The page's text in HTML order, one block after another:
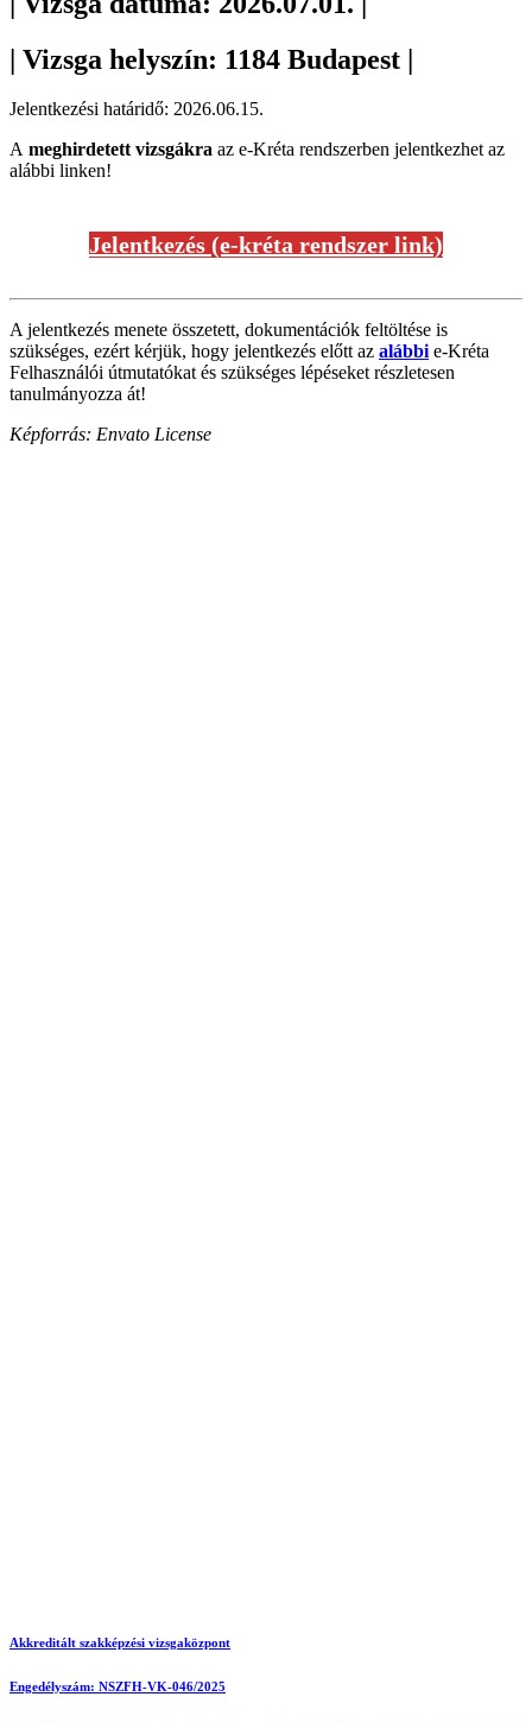
| Vizsga helyszín: 1184 Budapest |
Jelentkezési határidő: 2026.06.15.
A meghirdetett vizsgákra az e-Kréta rendszerben jelentkezhet az
alábbi linken!
Jelentkezés (e-kréta rendszer link)
A jelentkezés menete összetett, dokumentációk feltöltése is
szükséges, ezért kérjük, hogy jelentkezés előtt az alábbie-Kréta
Felhasználói útmutatókat és szükséges lépéseket részletesen
tanulmányozza át!
Képforrás: Envato License
Akkreditált szakképzési vizsgaközpont
Engedélyszám: NSZFH-VK-046/2025